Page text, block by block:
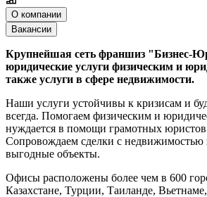
О компании
Вакансии
Крупнейшая сеть франшиз "Бизнес-
юридические услуги физическим и
также услуги в сфере недвижимости.
Наши услуги устойчивы к кризисам и
всегда. Помогаем физическим и
нуждается в помощи грамотных юристов
Сопровождаем сделки с недвижимостью
выгодные объекты.
Офисы расположены более чем в 600
Казахстане, Турции, Таиланде,